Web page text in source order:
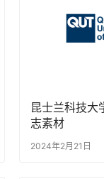
昆士兰科技
志素材
2024年2月21日